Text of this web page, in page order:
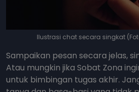
Ilustrasi chat secara singkat
Sampaikan pesan secara jelas,
Atau mungkin jika Sobat Zona
untuk bimbingan tugas akhir.